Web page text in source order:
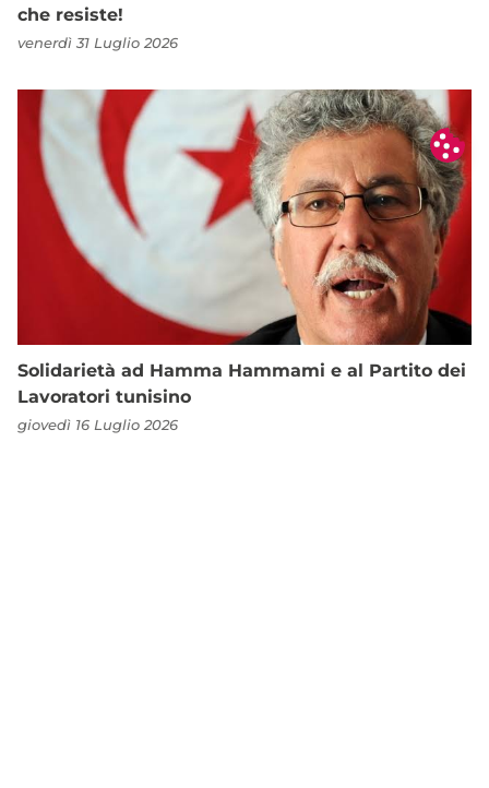
che resiste!
venerdì 31 Luglio 2026
Solidarietà ad Hamma Hammami e al Partito dei
Lavoratori tunisino
giovedì 16 Luglio 2026